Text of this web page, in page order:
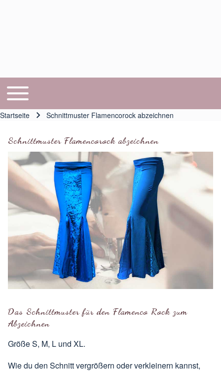
Hauptnavigation
Toggle main menu
Startseite Schnittmuster Flamencorock abzeichnen
Schnittmuster Flamencorock abzeichnen
Das Schnittmuster für den Flamenco Rock zum
Abzeichnen
Größe S, M, L und XL.
Wie du den Schnitt vergrößern oder verkleinern kannst,